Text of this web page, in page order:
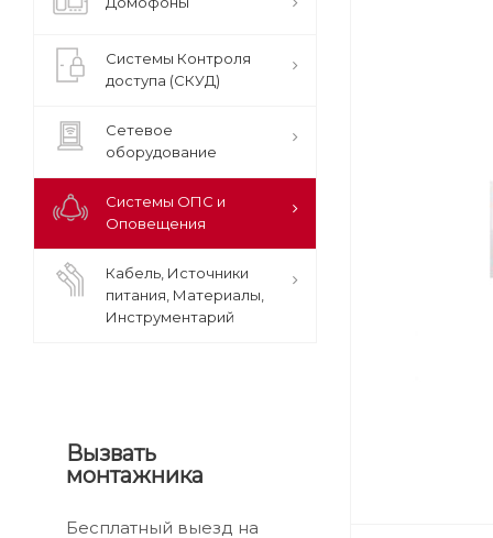
Системы Контроля
доступа (СКУД)
Сетевое
оборудование
Системы ОПС и
Оповещения
Кабель, Источники
питания, Материалы,
Инструментарий
Вызвать
монтажника
Бесплатный выезд на